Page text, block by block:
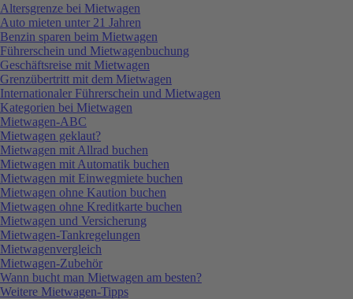
Altersgrenze bei Mietwagen
Auto mieten unter 21 Jahren
Benzin sparen beim Mietwagen
Führerschein und Mietwagenbuchung
Geschäftsreise mit Mietwagen
Grenzübertritt mit dem Mietwagen
Internationaler Führerschein und Mietwagen
Kategorien bei Mietwagen
Mietwagen-ABC
Mietwagen geklaut?
Mietwagen mit Allrad buchen
Mietwagen mit Automatik buchen
Mietwagen mit Einwegmiete buchen
Mietwagen ohne Kaution buchen
Mietwagen ohne Kreditkarte buchen
Mietwagen und Versicherung
Mietwagen-Tankregelungen
Mietwagenvergleich
Mietwagen-Zubehör
Wann bucht man Mietwagen am besten?
Weitere Mietwagen-Tipps